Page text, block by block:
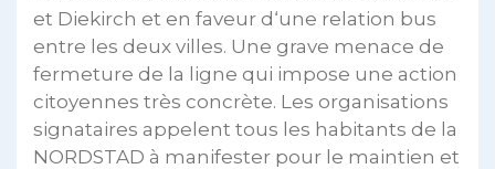
et Diekirch et en faveur d‘une relation bus
entre les deux villes. Une grave menace de
fermeture de la ligne qui impose une action
citoyennes très concrète. Les organisations
signataires appelent tous les habitants de la
NORDSTAD à manifester pour le maintien et